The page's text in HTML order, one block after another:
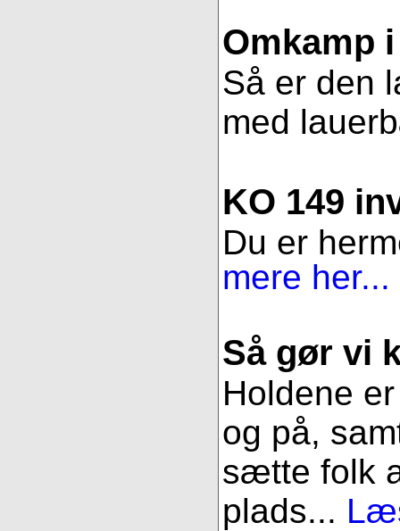
Omkamp
Så er den
med
KO 149
Du er
mere her...
Så gør vi
Holdene
og på,
sætte folk
plads...